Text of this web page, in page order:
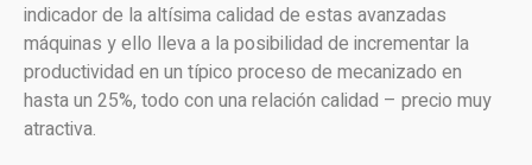
indicador de la altísima calidad de estas avanzadas
máquinas y ello lleva a la posibilidad de incrementar la
productividad en un típico proceso de mecanizado en
hasta un 25%, todo con una relación calidad – precio muy
atractiva.